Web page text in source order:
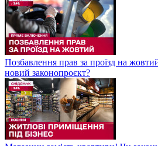
Позбавлення прав за проїзд на
новий законопроєкт?